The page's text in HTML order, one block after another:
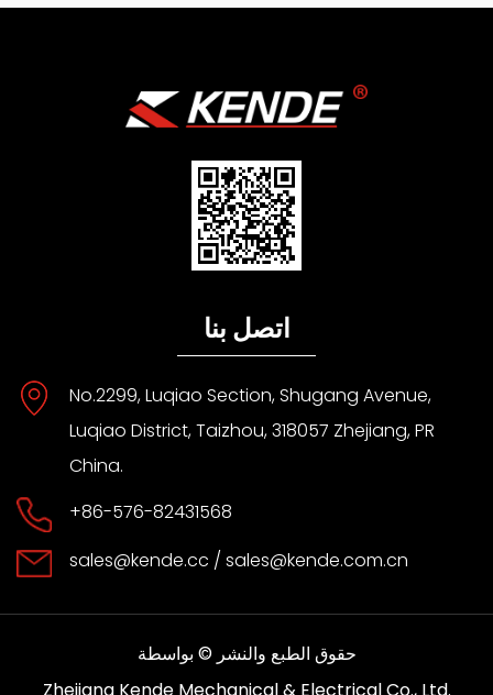
اتصل بنا
No.2299, Luqiao Section, Shugang Avenue,
Luqiao District, Taizhou, 318057 Zhejiang, PR
China.
+86-576-82431568
sales@kende.cc / sales@kende.com.cn
حقوق الطبع والنشر © بواسطة
Zhejiang Kende Mechanical & Electrical Co., Ltd.